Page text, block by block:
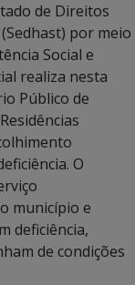
de Direitos
por meio
Social e
realiza nesta
Público de
O
município e
deficiência,
de condições